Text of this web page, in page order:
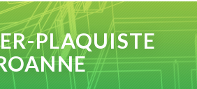
PLAQUISTE